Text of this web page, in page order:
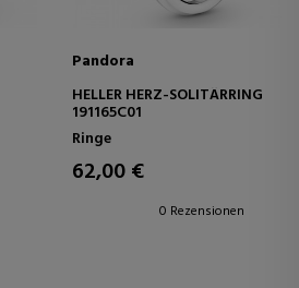
Pandora
HELLER HERZ-SOLITÄRRING
191165C01
Ringe
62,00 €
0 Rezensionen